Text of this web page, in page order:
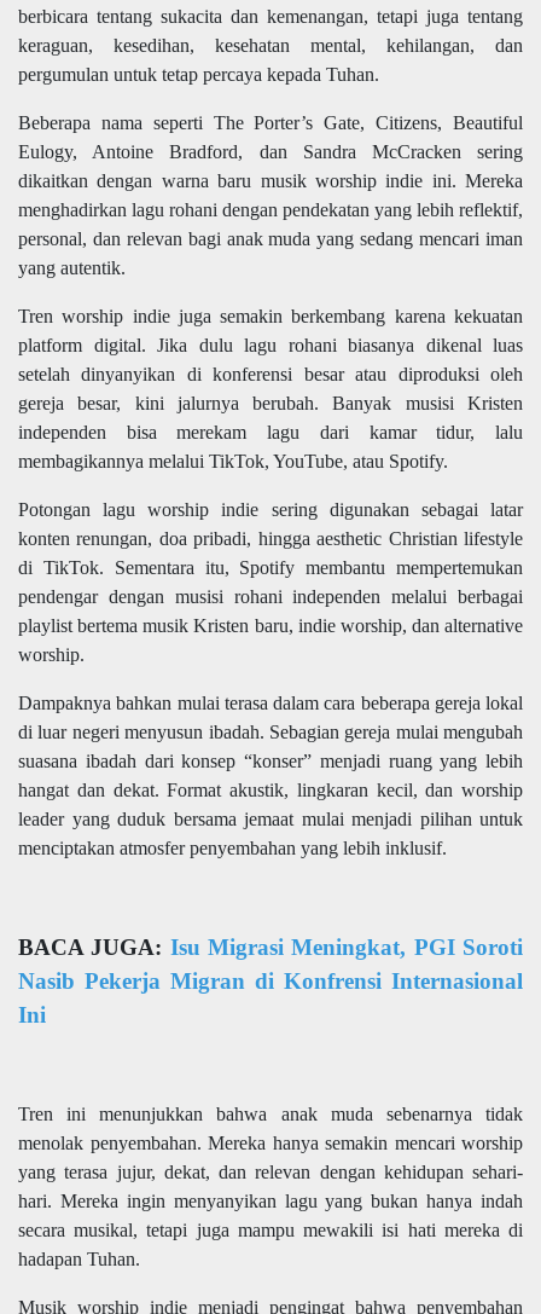
berbicara tentang sukacita dan kemenangan, tetapi juga tentang
keraguan, kesedihan, kesehatan mental, kehilangan, dan
pergumulan untuk tetap percaya kepada Tuhan.
Beberapa nama seperti The Porter’s Gate, Citizens, Beautiful
Eulogy, Antoine Bradford, dan Sandra McCracken sering
dikaitkan dengan warna baru musik worship indie ini. Mereka
menghadirkan lagu rohani dengan pendekatan yang lebih reflektif,
personal, dan relevan bagi anak muda yang sedang mencari iman
yang autentik.
Tren worship indie juga semakin berkembang karena kekuatan
platform digital. Jika dulu lagu rohani biasanya dikenal luas
setelah dinyanyikan di konferensi besar atau diproduksi oleh
gereja besar, kini jalurnya berubah. Banyak musisi Kristen
independen bisa merekam lagu dari kamar tidur, lalu
membagikannya melalui TikTok, YouTube, atau Spotify.
Potongan lagu worship indie sering digunakan sebagai latar
konten renungan, doa pribadi, hingga aesthetic Christian lifestyle
di TikTok. Sementara itu, Spotify membantu mempertemukan
pendengar dengan musisi rohani independen melalui berbagai
playlist bertema musik Kristen baru, indie worship, dan alternative
worship.
Dampaknya bahkan mulai terasa dalam cara beberapa gereja lokal
di luar negeri menyusun ibadah. Sebagian gereja mulai mengubah
suasana ibadah dari konsep “konser” menjadi ruang yang lebih
hangat dan dekat. Format akustik, lingkaran kecil, dan worship
leader yang duduk bersama jemaat mulai menjadi pilihan untuk
menciptakan atmosfer penyembahan yang lebih inklusif.
BACA JUGA: Isu Migrasi Meningkat, PGI Soroti
Nasib Pekerja Migran di Konfrensi Internasional
Ini
Tren ini menunjukkan bahwa anak muda sebenarnya tidak
menolak penyembahan. Mereka hanya semakin mencari worship
yang terasa jujur, dekat, dan relevan dengan kehidupan sehari-
hari. Mereka ingin menyanyikan lagu yang bukan hanya indah
secara musikal, tetapi juga mampu mewakili isi hati mereka di
hadapan Tuhan.
Musik worship indie menjadi pengingat bahwa penyembahan